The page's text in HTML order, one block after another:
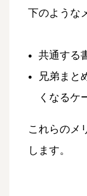
下のような
共通する
兄弟まと
くなるケ
これらのメ
します。